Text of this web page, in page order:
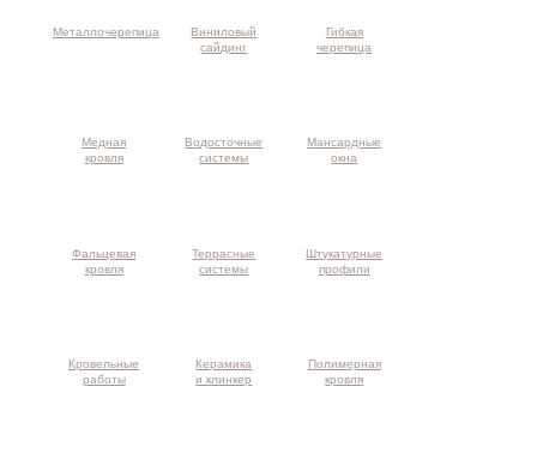
Металлочерепица
Виниловый
сайдинг
Гибкая
черепица
Медная
кровля
Водосточные
системы
Мансардные
окна
Фальцевая
кровля
Террасные
системы
Штукатурные
профили
Кровельные
работы
Керамика
и клинкер
Полимерная
кровля